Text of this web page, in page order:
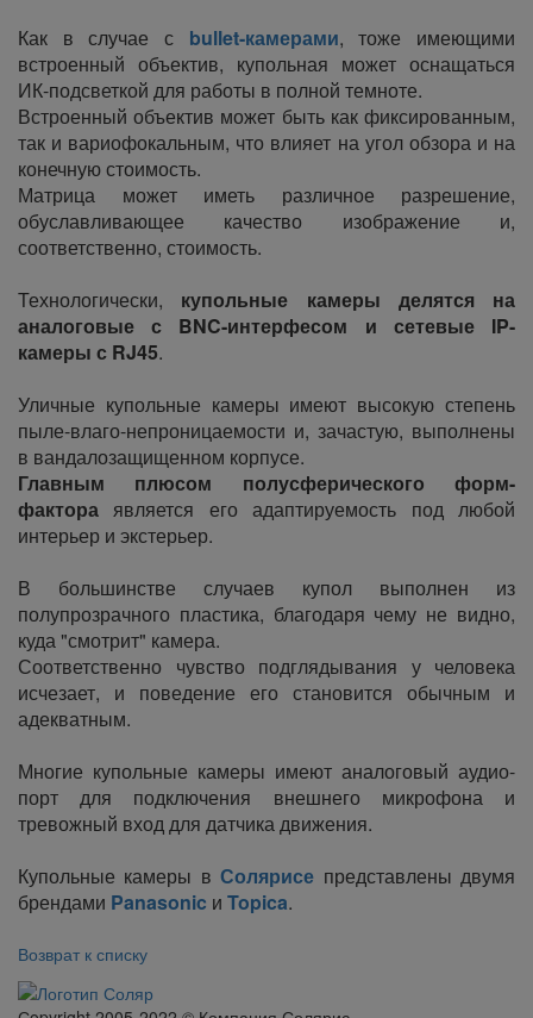
Как в случае с bullet-камерами, тоже имеющими
встроенный объектив, купольная может оснащаться
ИК-подсветкой для работы в полной темноте.
Встроенный объектив может быть как фиксированным,
так и вариофокальным, что влияет на угол обзора и на
конечную стоимость.
Матрица может иметь различное разрешение,
обуславливающее качество изображение и,
соответственно, стоимость.
Технологически, купольные камеры делятся на
аналоговые с BNC-интерфесом и сетевые IP-
камеры с RJ45.
Уличные купольные камеры имеют высокую степень
пыле-влаго-непроницаемости и, зачастую, выполнены
в вандалозащищенном корпусе.
Главным плюсом полусферического форм-
фактора является его адаптируемость под любой
интерьер и экстерьер.
В большинстве случаев купол выполнен из
полупрозрачного пластика, благодаря чему не видно,
куда "смотрит" камера.
Соответственно чувство подглядывания у человека
исчезает, и поведение его становится обычным и
адекватным.
Многие купольные камеры имеют аналоговый аудио-
порт для подключения внешнего микрофона и
тревожный вход для датчика движения.
Купольные камеры вСолярисе представлены двумя
брендами Panasonic и Topica.
Возврат к списку